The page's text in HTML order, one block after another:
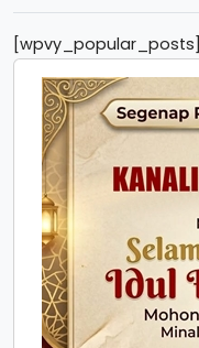
[wpvy_popular_posts]